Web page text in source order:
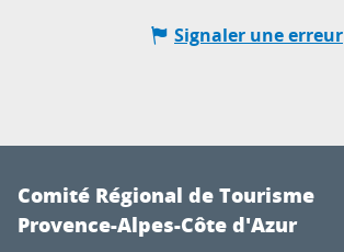
Signaler une erreur
Comité Régional de Tourisme
Provence-Alpes-Côte d'Azur